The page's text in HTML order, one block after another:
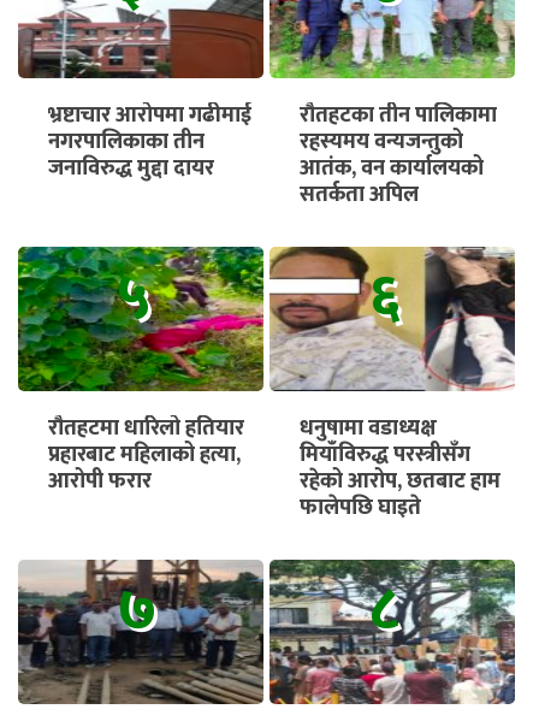
भ्रष्टाचार आरोपमा गढीमाई
नगरपालिकाका तीन
जनाविरुद्ध मुद्दा दायर
रौतहटका तीन पालिकामा
रहस्यमय वन्यजन्तुको
आतंक, वन कार्यालयको
सतर्कता अपिल
५
रौतहटमा धारिलो हतियार
प्रहारबाट महिलाको हत्या,
आरोपी फरार
६
धनुषामा वडाध्यक्ष
मियाँविरुद्ध परस्त्रीसँग
रहेको आरोप, छतबाट हाम
फालेपछि घाइते
७ ८